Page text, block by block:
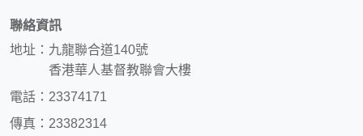
聯絡資訊
地址：九龍聯合道140號
香港華人基督教聯會大樓
電話：23374171
傳真：23382314